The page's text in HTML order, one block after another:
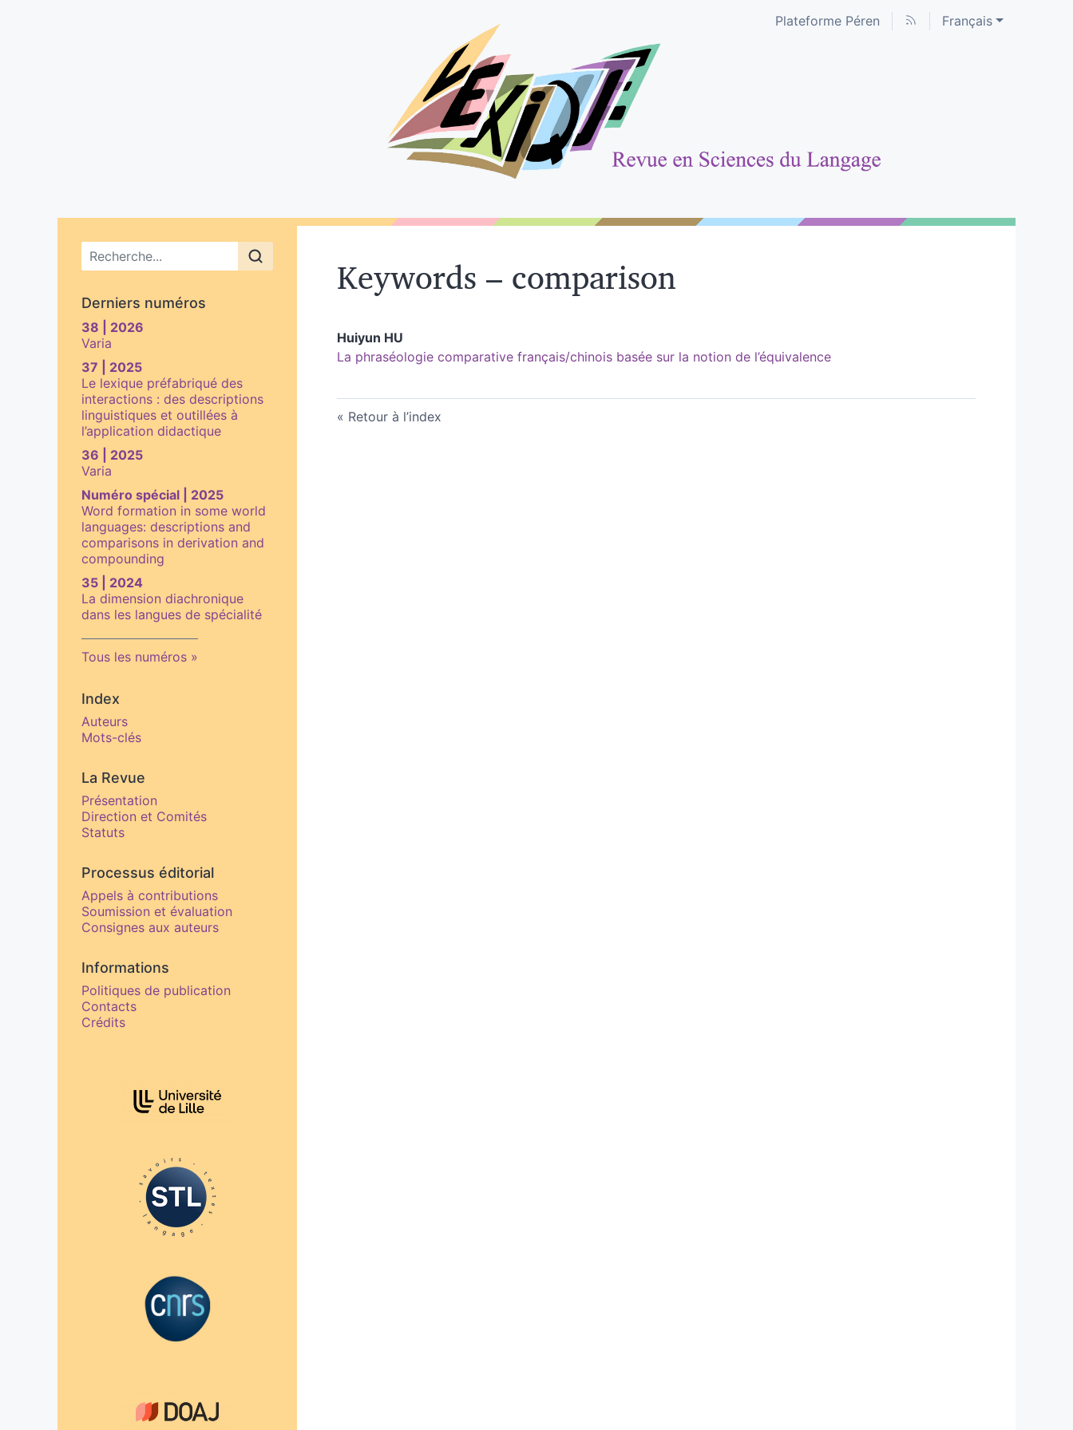
Plateforme Péren Français
Menu principal
Derniers numéros
38 | 2026
Varia
37 | 2025
Le lexique préfabriqué des
interactions : des descriptions
linguistiques et outillées à
l’application didactique
36 | 2025
Varia
Numéro spécial | 2025
Word formation in some world
languages: descriptions and
comparisons in derivation and
compounding
35 | 2024
La dimension diachronique
dans les langues de spécialité
Tous les numéros
Index
Auteurs
Mots-clés
La Revue
Présentation
Direction et Comités
Statuts
Processus éditorial
Appels à contributions
Soumission et évaluation
Consignes aux auteurs
Informations
Politiques de publication
Contacts
Crédits
Keywords – comparison
Huiyun HU
La phraséologie comparative français/chinois basée sur la notion de l’équivalence
Retour à l’index